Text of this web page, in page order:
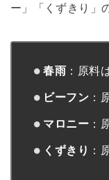
ー」「くずきり」
春雨 ：原料
ビーフン ：
マロニー ：
くずきり ：